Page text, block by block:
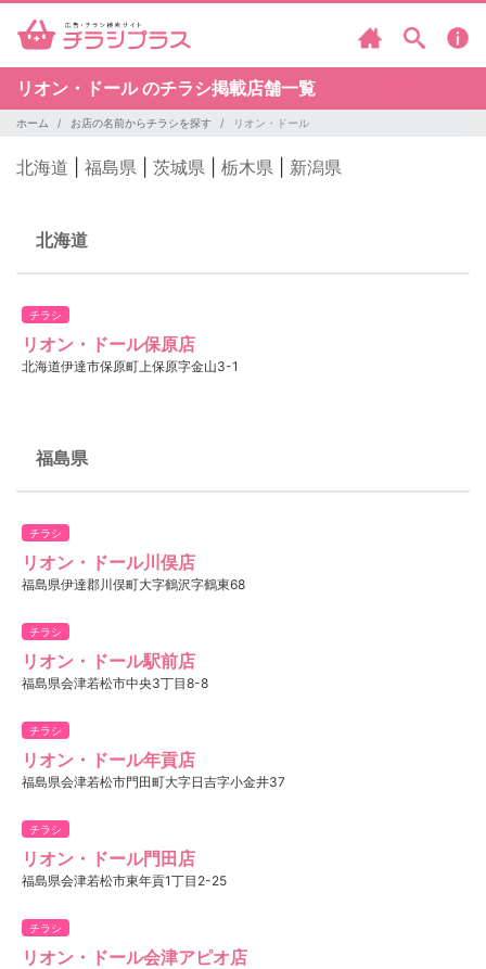
リオン・ドール のチラシ掲載店舗一覧
ホーム お店の名前からチラシを探す リオン・ドール
北海道 福島県 茨城県 栃木県 新潟県
北海道
チラシ
リオン・ドール保原店
北海道伊達市保原町上保原字金山3-1
福島県
チラシ
リオン・ドール川俣店
福島県伊達郡川俣町大字鶴沢字鶴東68
チラシ
リオン・ドール駅前店
福島県会津若松市中央3丁目8-8
チラシ
リオン・ドール年貢店
福島県会津若松市門田町大字日吉字小金井37
チラシ
リオン・ドール門田店
福島県会津若松市東年貢1丁目2-25
チラシ
リオン・ドール会津アピオ店